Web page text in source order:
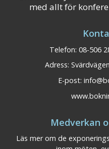
med allt för
Telefon: 08-506
Adress:
E-post:
Medverkan
Läs mer om de